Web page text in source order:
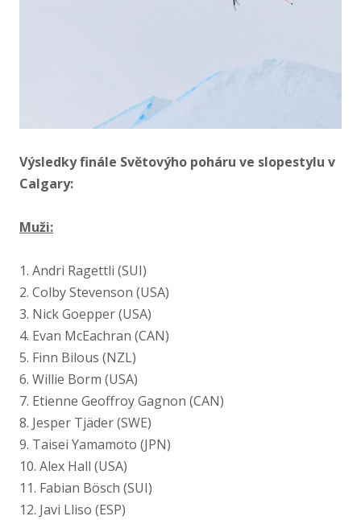
Výsledky finále Světovýho poháru ve slopestylu v
Calgary:
Muži:
1. Andri Ragettli (SUI)
2. Colby Stevenson (USA)
3. Nick Goepper (USA)
4. Evan McEachran (CAN)
5. Finn Bilous (NZL)
6. Willie Borm (USA)
7. Etienne Geoffroy Gagnon (CAN)
8. Jesper Tjäder (SWE)
9. Taisei Yamamoto (JPN)
10. Alex Hall (USA)
11. Fabian Bösch (SUI)
12. Javi Lliso (ESP)